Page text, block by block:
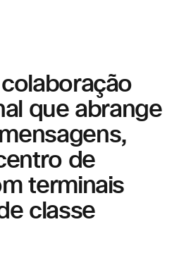
que abrange
de
terminais
classe